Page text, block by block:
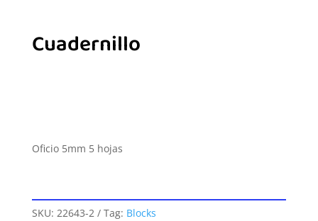
Cuadernillo
Oficio 5mm 5 hojas
SKU: 22643-2 Tag: Blocks